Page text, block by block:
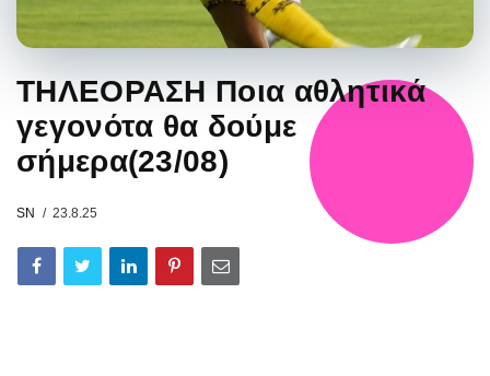
ΤΗΛΕΟΡΑΣΗ Ποια αθλητικά
γεγονότα θα δούμε
σήμερα(23/08)
SN 23.8.25